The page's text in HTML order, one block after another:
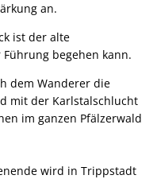
an.
ist der alte
begehen kann.
dem Wanderer die
mit der Karlstalschlucht
im ganzen Pfälzerwald
wird in Trippstadt